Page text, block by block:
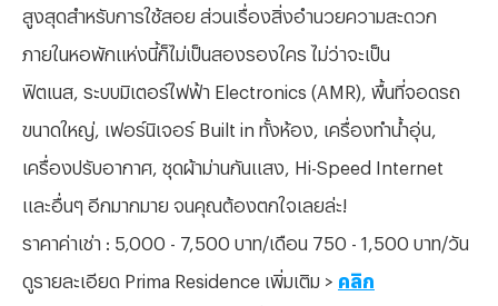
สูงสุดสำหรับการใช้สอย ส่วนเรื่องสิ่งอำนวยความสะดวก
ภายในหอพักแห่งนี้ก็ไม่เป็นสองรองใคร ไม่ว่าจะเป็น
ฟิตเนส, ระบบมิเตอร์ไฟฟ้า Electronics (AMR), พื้นที่จอดรถ
ขนาดใหญ่, เฟอร์นิเจอร์ Built in ทั้งห้อง, เครื่องทำน้ำอุ่น,
เครื่องปรับอากาศ, ชุดผ้าม่านกันแสง, Hi-Speed Internet
และอื่นๆ อีกมากมาย จนคุณต้องตกใจเลยล่ะ!
ราคาค่าเช่า : 5,000 - 7,500 บาท/เดือน 750 - 1,500 บาท/วัน
ดูรายละเอียด Prima Residence เพิ่มเติม > คลิก